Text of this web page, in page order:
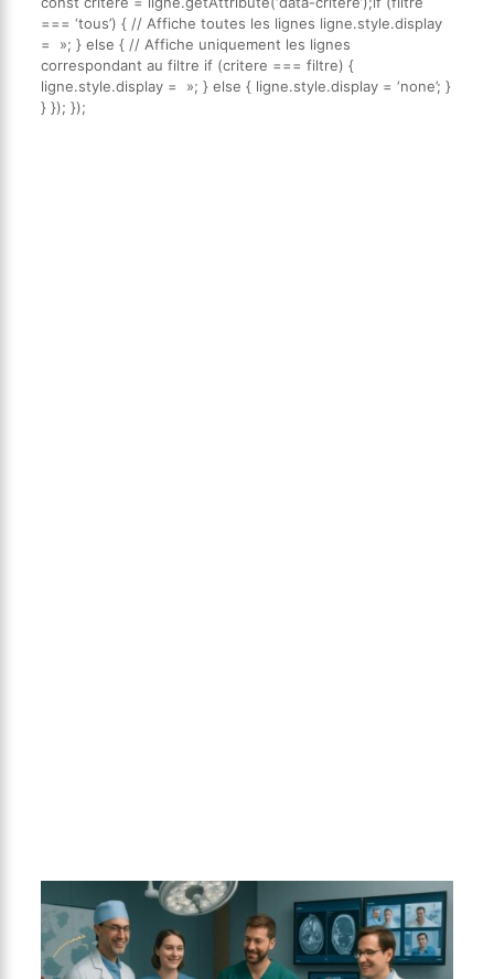
=== ‘tous’) { // Affiche toutes les lignes ligne.style.display
= »; } else { // Affiche uniquement les lignes
correspondant au filtre if (critere === filtre) {
ligne.style.display = »; } else { ligne.style.display = ‘none’; }
} }); });